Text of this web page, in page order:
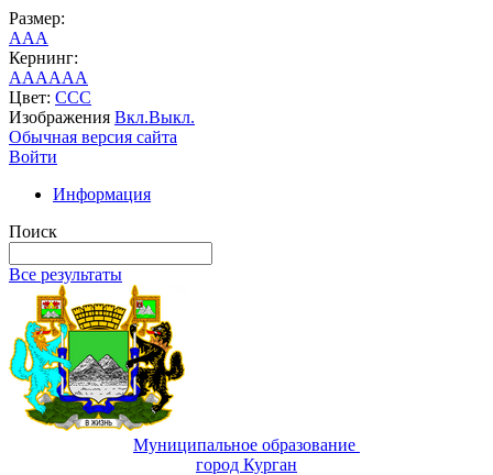
Размер:
AAA
Кернинг:
AAAAAA
Цвет: CCC
Изображения Вкл.Выкл.
Обычная версия сайта
Войти
Информация
Поиск
Все результаты
Муниципальное образование
город Курган